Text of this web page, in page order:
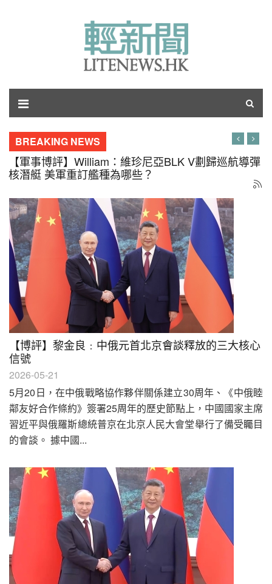
BREAKING NEWS
【軍事博評】William：維珍尼亞BLK V劃歸巡航導彈
核潛艇 美軍重訂艦種為哪些？
【博評】黎金良﹕中俄元首北京會談釋放的三大核心
信號
2026-05-21
5月20日，在中俄戰略協作夥伴關係建立30周年、《中俄睦
鄰友好合作條約》簽署25周年的歷史節點上，中國國家主席
習近平與俄羅斯總統普京在北京人民大會堂舉行了備受矚目
的會談。 據中國...